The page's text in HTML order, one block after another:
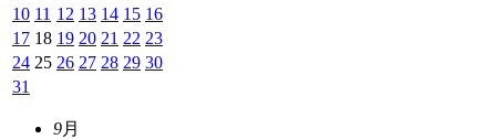
10 11 12 13 14 15 16
17 18 19 20 21 22 23
24 25 26 27 28 29 30
31
9月